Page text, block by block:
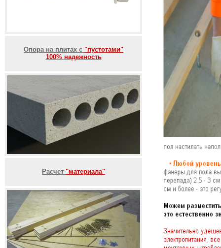
Опора на плитах с "пустотами"
100% надежность
Расчет "материала"